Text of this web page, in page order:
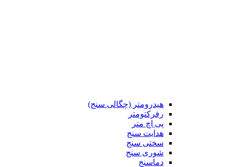
هیدرومتر (چگالی سنج)
رفرکتومتر
پی اچ متر
هدایت سنج
سختی سنج
شوری سنج
دماسنج